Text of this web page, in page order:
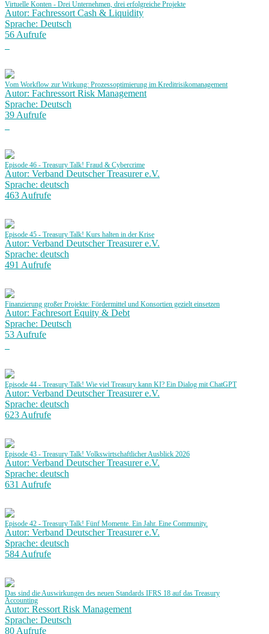
Virtuelle Konten - Drei Unternehmen, drei erfolgreiche Projekte
Autor: Fachressort Cash & Liquidity
Sprache: Deutsch
56 Aufrufe
Vom Workflow zur Wirkung: Prozessoptimierung im Kreditrisikomanagement
Autor: Fachressort Risk Management
Sprache: Deutsch
39 Aufrufe
Episode 46 - Treasury Talk! Fraud & Cybercrime
Autor: Verband Deutscher Treasurer e.V.
Sprache: deutsch
463 Aufrufe
Episode 45 - Treasury Talk! Kurs halten in der Krise
Autor: Verband Deutscher Treasurer e.V.
Sprache: deutsch
491 Aufrufe
Finanzierung großer Projekte: Fördermittel und Konsortien gezielt einsetzen
Autor: Fachresort Equity & Debt
Sprache: Deutsch
53 Aufrufe
Episode 44 - Treasury Talk! Wie viel Treasury kann KI? Ein Dialog mit ChatGPT
Autor: Verband Deutscher Treasurer e.V.
Sprache: deutsch
623 Aufrufe
Episode 43 - Treasury Talk! Volkswirtschaftlicher Ausblick 2026
Autor: Verband Deutscher Treasurer e.V.
Sprache: deutsch
631 Aufrufe
Episode 42 - Treasury Talk! Fünf Momente. Ein Jahr. Eine Community.
Autor: Verband Deutscher Treasurer e.V.
Sprache: deutsch
584 Aufrufe
Das sind die Auswirkungen des neuen Standards IFRS 18 auf das Treasury
Accounting
Autor: Ressort Risk Management
Sprache: Deutsch
80 Aufrufe